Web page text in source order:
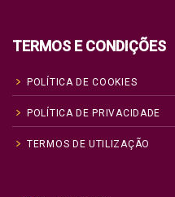
TERMOS E CONDIÇÕES
POLÍTICA DE COOKIES
POLÍTICA DE PRIVACIDADE
TERMOS DE UTILIZAÇÃO